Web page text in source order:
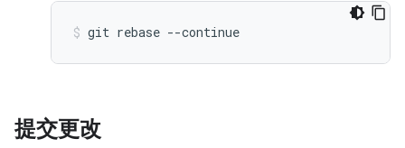
git rebase --continue
提交更改